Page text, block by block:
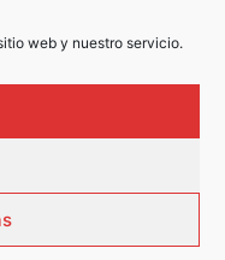
web y nuestro servicio.